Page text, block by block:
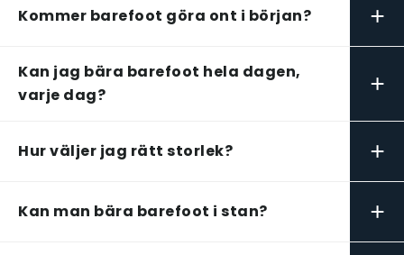
Kommer barefoot göra ont i början? +
Kan jag bära barefoot hela dagen,
varje dag?
+
Hur väljer jag rätt storlek? +
Kan man bära barefoot i stan? +